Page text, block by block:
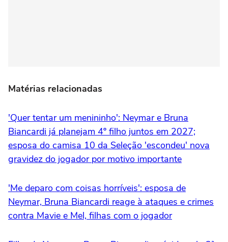
Matérias relacionadas
'Quer tentar um menininho': Neymar e Bruna
Biancardi já planejam 4º filho juntos em 2027;
esposa do camisa 10 da Seleção 'escondeu' nova
gravidez do jogador por motivo importante
'Me deparo com coisas horríveis': esposa de
Neymar, Bruna Biancardi reage à ataques e crimes
contra Mavie e Mel, filhas com o jogador